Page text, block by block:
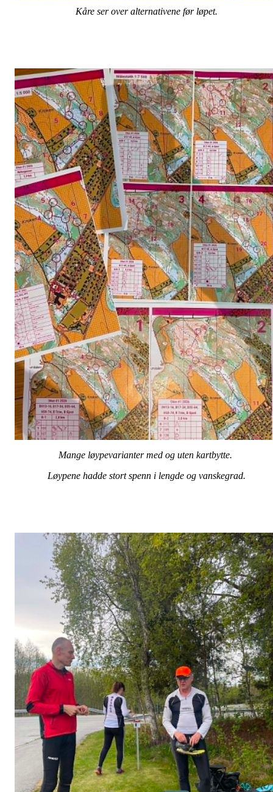
Kåre ser over alternativene før løpet.
Mange løypevarianter med og uten kartbytte.
Løypene hadde stort spenn i lengde og vanskegrad.